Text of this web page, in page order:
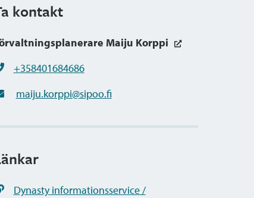
kontakt
Maiju Korppi
+358401684686
maiju.korppi@sipoo.fi
Dynasty informationsservice /